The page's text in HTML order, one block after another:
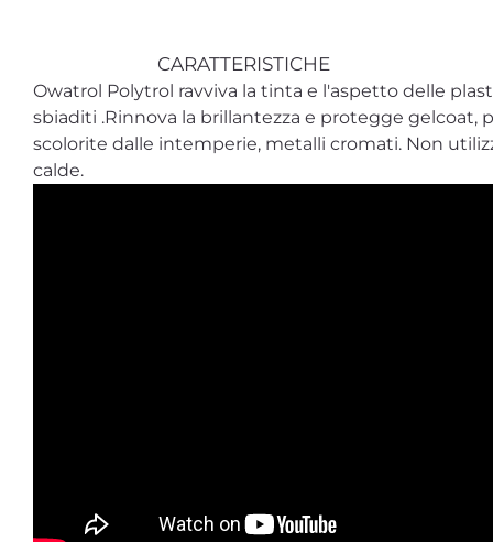
CARATTERISTICHE
Owatrol Polytrol ravviva la tinta e l'aspetto delle
sbiaditi .Rinnova la brillantezza e protegge gelcoat,
scolorite dalle intemperie, metalli cromati. Non
calde.